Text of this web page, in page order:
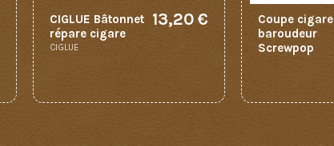
CIGLUE Bâtonnet
répare cigare
CIGLUE
13,20 €
Coupe cigare
baroudeur
Screwpop